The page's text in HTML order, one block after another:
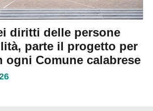
diritti delle persone
parte il progetto per
Comune calabrese